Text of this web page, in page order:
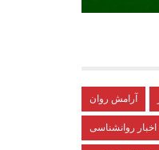
آرامش روان
اخبار روانشناسی